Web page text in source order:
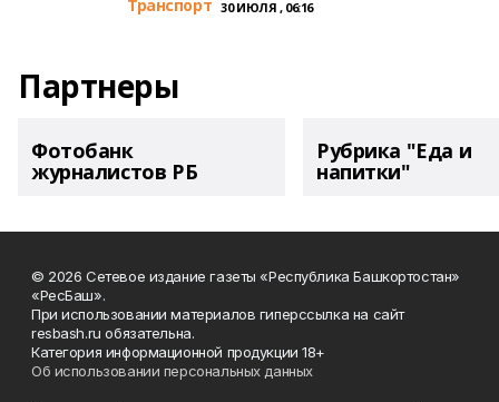
Транспорт 30 ИЮЛЯ , 06:16
Партнеры
Фотобанк
журналистов РБ
Рубрика "Еда и
напитки"
© 2026 Сетевое издание газеты «Республика Башкортостан»
«РесБаш».
При использовании материалов гиперссылка на сайт
resbash.ru обязательна.
Категория информационной продукции 18+
Об использовании персональных данных